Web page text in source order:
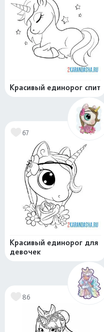
Красивый единорог спит
67
Красивый единорог для
девочек
86